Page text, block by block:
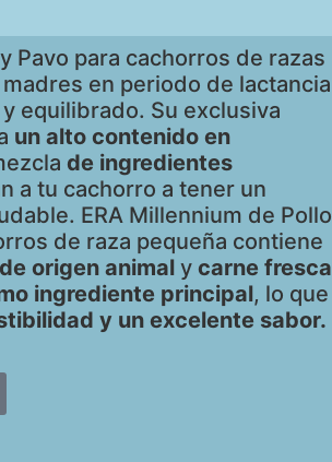
Pavo para cachorros de razas
en periodo de lactancia
equilibrado. Su exclusiva
un alto contenido en
de ingredientes
a tu cachorro a tener un
ERA Millennium de Pollo
de raza pequeña contiene
origen animal y carne fresca
ingrediente principal, lo que
y un excelente sabor.